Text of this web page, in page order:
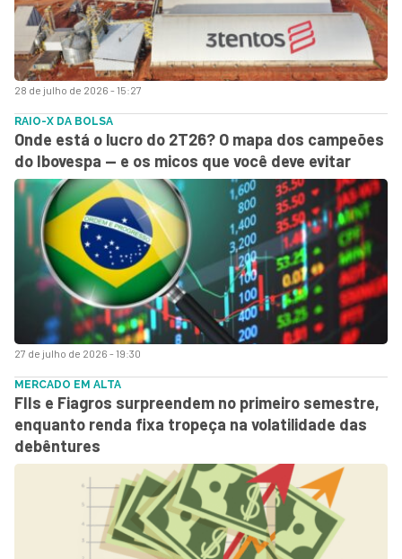
28 de julho de 2026 - 15:27
27 de julho de 2026 - 19:30
RAIO-X DA BOLSA
Onde está o lucro do 2T26? O mapa dos campeões
do Ibovespa — e os micos que você deve evitar
MERCADO EM ALTA
FIIs e Fiagros surpreendem no primeiro semestre,
enquanto renda fixa tropeça na volatilidade das
debêntures